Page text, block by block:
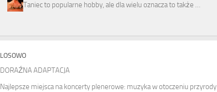
Taniec to popularne hobby, ale dla wielu oznacza to także …
LOSOWO
DORAŹNA ADAPTACJA
Najlepsze miejsca na koncerty plenerowe: muzyka w otoczeniu przyrody